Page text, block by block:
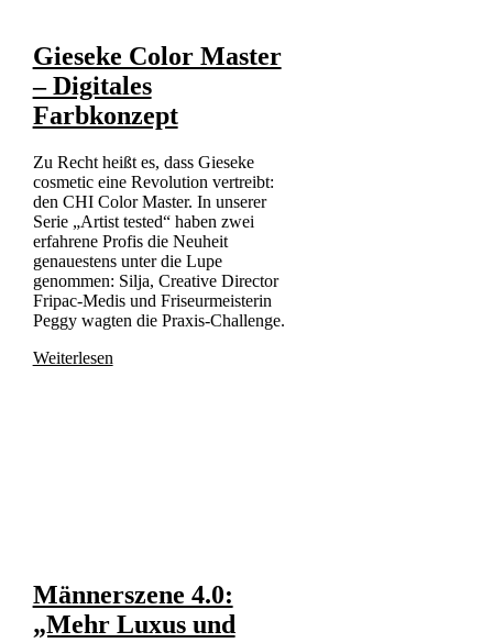
Gieseke Color Master
– Digitales
Farbkonzept
Zu Recht heißt es, dass Gieseke
cosmetic eine Revolution vertreibt:
den CHI Color Master. In unserer
Serie „Artist tested“ haben zwei
erfahrene Profis die Neuheit
genauestens unter die Lupe
genommen: Silja, Creative Director
Fripac-Medis und Friseurmeisterin
Peggy wagten die Praxis-Challenge.
Weiterlesen
Männerszene 4.0:
„Mehr Luxus und